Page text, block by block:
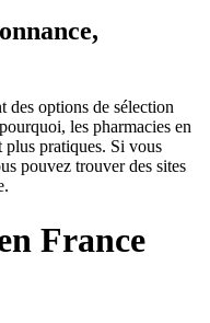
des options de sélection
les pharmacies en
plus pratiques. Si vous
pouvez trouver des sites
France